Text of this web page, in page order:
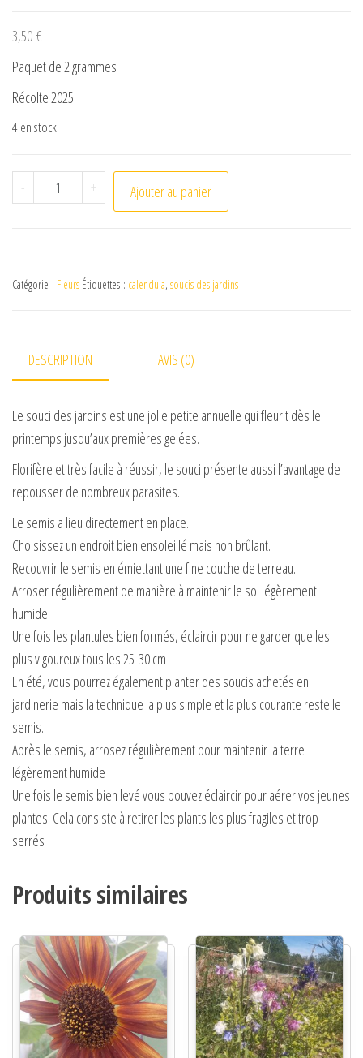
3,50 €
Paquet de 2 grammes
Récolte 2025
4 en stock
- quantité de Calendula Officinalis
+ Ajouter au panier
Catégorie : Fleurs Étiquettes : calendula, soucis des jardins
DESCRIPTION AVIS (0)
Le souci des jardins est une jolie petite annuelle qui fleurit dès le
printemps jusqu’aux premières gelées.
Florifère et très facile à réussir, le souci présente aussi l’avantage de
repousser de nombreux parasites.
Le semis a lieu directement en place.
Choisissez un endroit bien ensoleillé mais non brûlant.
Recouvrir le semis en émiettant une fine couche de terreau.
Arroser régulièrement de manière à maintenir le sol légèrement
humide.
Une fois les plantules bien formés, éclaircir pour ne garder que les
plus vigoureux tous les 25-30 cm
En été, vous pourrez également planter des soucis achetés en
jardinerie mais la technique la plus simple et la plus courante reste le
semis.
Après le semis, arrosez régulièrement pour maintenir la terre
légèrement humide
Une fois le semis bien levé vous pouvez éclaircir pour aérer vos jeunes
plantes. Cela consiste à retirer les plants les plus fragiles et trop
serrés
Produits similaires